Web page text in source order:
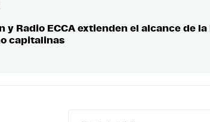
y Radio ECCA extienden el alcance de
capitalinas